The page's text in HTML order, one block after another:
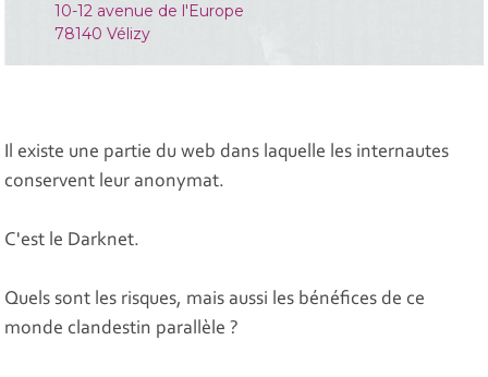
10-12 avenue de l'Europe
78140 Vélizy
Il existe une partie du web dans laquelle les internautes
conservent leur anonymat.
C'est le Darknet.
Quels sont les risques, mais aussi les bénéfices de ce
monde clandestin parallèle ?